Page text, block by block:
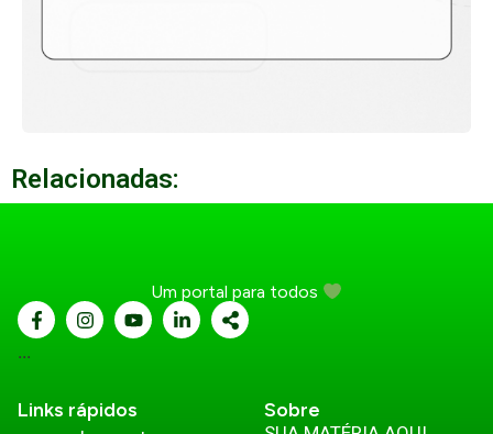
Relacionadas:
Um portal para todos
...
Links rápidos Sobre